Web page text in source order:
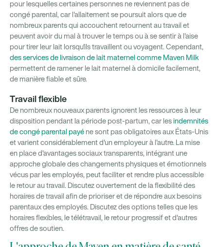
pour lesquelles certaines personnes ne reviennent pas de
congé parental, car l'allaitement se poursuit alors que de
nombreux parents qui accouchent retournent au travail et
peuvent avoir du mal à trouver le temps ou à se sentir à l'aise
pour tirer leur lait lorsqu'ils travaillent ou voyagent. Cependant,
des services de livraison de lait maternel comme Maven Milk
permettent de ramener le lait maternel à domicile facilement,
de manière fiable et sûre.
Travail flexible
De nombreux nouveaux parents ignorent les ressources à leur
disposition pendant la période post-partum, car lesindemnités
de congé parental payé ne sont pas obligatoires aux États-Unis
et varient considérablement d'un employeur à l'autre. La mise
en place d'avantages sociaux transparents, intégrant une
approche globale des changements physiques et émotionnels
vécus par les employés, peut faciliter et rendre plus accessible
le retour au travail. Discutez ouvertement de la flexibilité des
horaires de travail afin de prioriser et de répondre aux besoins
parentaux des employés. Discutez des options telles que les
horaires flexibles, le télétravail, le retour progressif et d'autres
offres de soutien.